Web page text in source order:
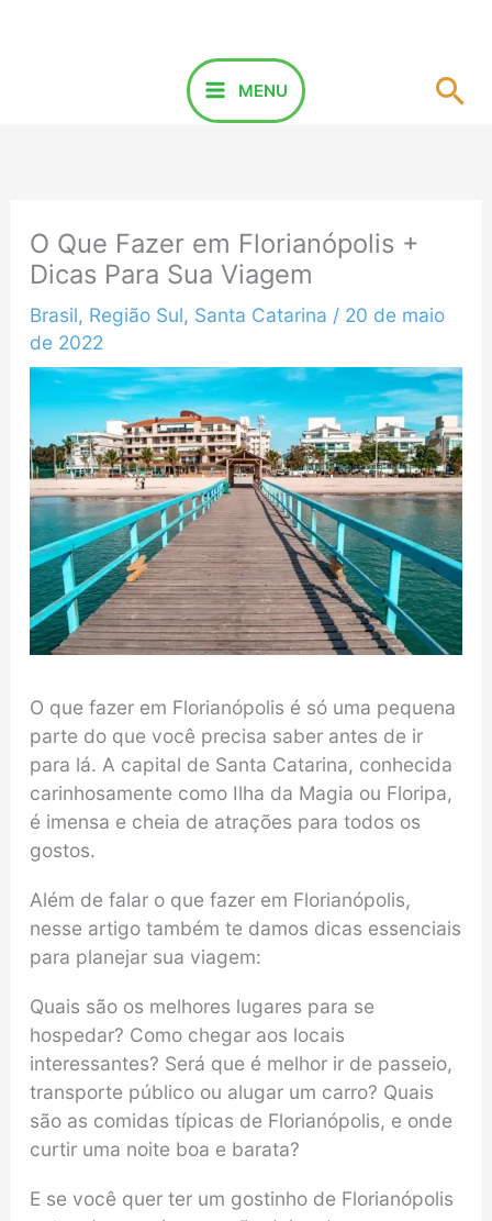
MENU
O Que Fazer em Florianópolis +
Dicas Para Sua Viagem
Brasil, Região Sul, Santa Catarina / 20 de maio
de 2022
O que fazer em Florianópolis é só uma pequena
parte do que você precisa saber antes de ir
para lá. A capital de Santa Catarina, conhecida
carinhosamente como Ilha da Magia ou Floripa,
é imensa e cheia de atrações para todos os
gostos.
Além de falar o que fazer em Florianópolis,
nesse artigo também te damos dicas essenciais
para planejar sua viagem:
Quais são os melhores lugares para se
hospedar? Como chegar aos locais
interessantes? Será que é melhor ir de passeio,
transporte público ou alugar um carro? Quais
são as comidas típicas de Florianópolis, e onde
curtir uma noite boa e barata?
E se você quer ter um gostinho de Florianópolis